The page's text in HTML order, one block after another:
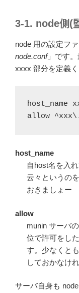
3-1. node側(
node 用の設定フ
node.conf」です。
xxxx 部分を定義く
host_name
allow
host_name
自host名を入
云々というの
おきましょー
allow
munin サーバ
位で許可をし
す。少なくと
しておかなけ
サーバ自身も